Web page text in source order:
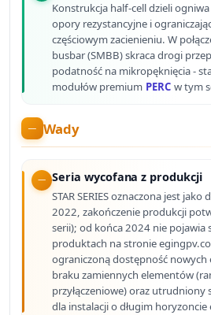
Konstrukcja half-cell dzieli
opory rezystancyjne i
częściowym zacienieniu. W
busbar (SMBB) skraca drogi
podatność na mikropęknięcia -
modułów premium PERC w tym
Wady
Seria wycofana z produkcji
STAR SERIES oznaczona jest
2022, zakończenie produkcji
serii); od końca 2024 nie pojawia
produktach na stronie
ograniczoną dostępność nowych
braku zamiennych elementów
przyłączeniowe) oraz utrudniony
dla instalacji o długim horyzoncie